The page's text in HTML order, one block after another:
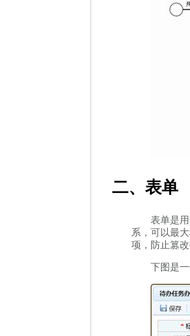
二、表单
表单是用
系，可以最
项，防止篡
下图是一